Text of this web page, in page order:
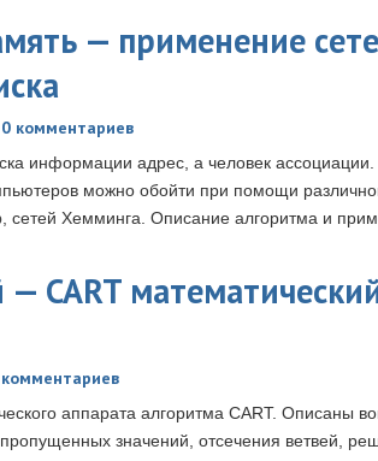
— применение
0 комментариев
информации адрес, а человек
можно обойти при помощи
сетей Хемминга. Описание алгоритма и
CART
аппарата алгоритма CART. Описаны
значений, отсечения ветвей,